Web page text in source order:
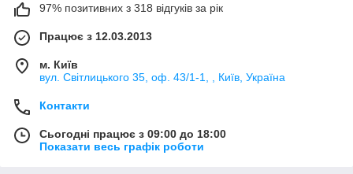
97% позитивних з 318 відгуків за рік
Працює з 12.03.2013
м. Київ
вул. Світлицького 35, оф. 43/1-1, , Київ, Україна
Контакти
Сьогодні працює з 09:00 до 18:00
Показати весь графік роботи